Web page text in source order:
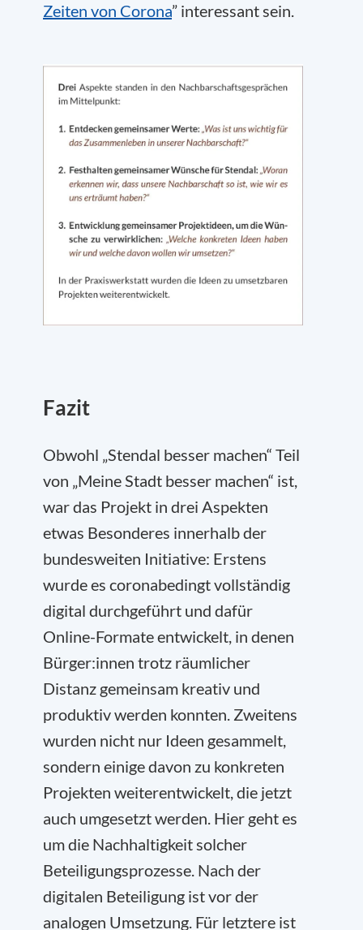
Zeiten von Corona” interessant sein.
Fazit
Obwohl „Stendal besser machen“ Teil
von „Meine Stadt besser machen“ ist,
war das Projekt in drei Aspekten
etwas Besonderes innerhalb der
bundesweiten Initiative: Erstens
wurde es coronabedingt vollständig
digital durchgeführt und dafür
Online-Formate entwickelt, in denen
Bürger:innen trotz räumlicher
Distanz gemeinsam kreativ und
produktiv werden konnten. Zweitens
wurden nicht nur Ideen gesammelt,
sondern einige davon zu konkreten
Projekten weiterentwickelt, die jetzt
auch umgesetzt werden. Hier geht es
um die Nachhaltigkeit solcher
Beteiligungsprozesse. Nach der
digitalen Beteiligung ist vor der
analogen Umsetzung. Für letztere ist